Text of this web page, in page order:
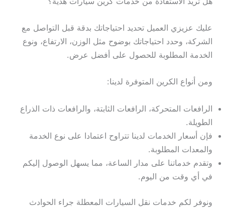
عليك عزيزي العميل تحديد احتياجاتك بدقة قبل التواصل مع
الشركة، وحدد احتياجاتك بوضوح مثل الوزن، الارتفاع، ونوع
الخدمة المطلوبة للحصول على أفضل عرض.
ومن أنواع الكرين المتوفرة لدينا:
الرافعات المتحركة، الرافعات الثابتة، والرافعات ذات الذراع
الطويلة.
فإن أسعار الخدمات لدينا تتراوح اعتمادا على نوع الخدمة
والمعدات المطلوبة.
وتقدم خدماتنا على مدار الساعة، مما يسهل الوصول إليكم
في أي وقت من اليوم.
ونوفر لكم خدمات نقل السيارات المعطلة جراء الحوادث